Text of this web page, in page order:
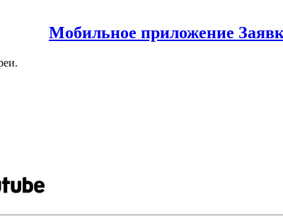
Мобильное приложение